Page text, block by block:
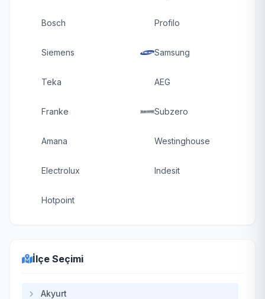
Bosch Profilo
Siemens Samsung
Teka AEG
Franke Subzero
Amana Westinghouse
Electrolux Indesit
Hotpoint
İlçe Seçimi
Akyurt